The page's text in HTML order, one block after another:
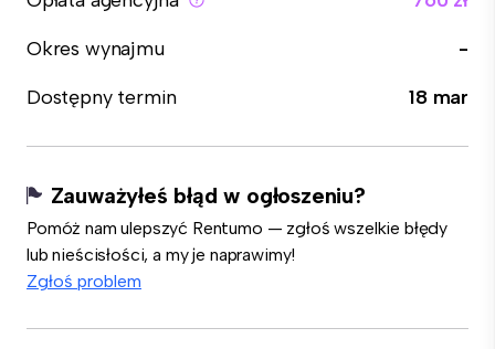
Okres wynajmu
-
Dostępny termin
18 mar
Zauważyłeś błąd w ogłoszeniu?
Pomóż nam ulepszyć Rentumo — zgłoś wszelkie błędy
lub nieścisłości, a my je naprawimy!
Zgłoś problem